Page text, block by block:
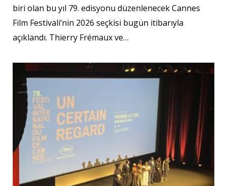
biri olan bu yıl 79. edisyonu düzenlenecek Cannes
Film Festivali’nin 2026 seçkisi bugün itibarıyla
açıklandı. Thierry Frémaux ve…